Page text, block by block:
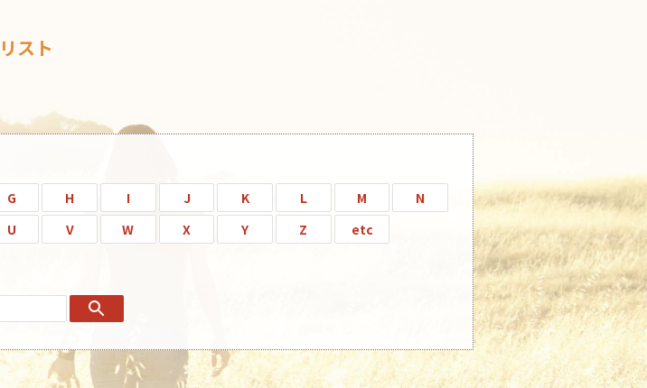
スト
G H I J K L M
N
U V W X Y Z etc